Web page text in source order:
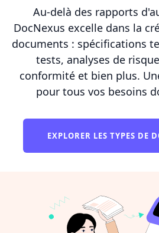
Au-delà des rapports
DocNexus excelle dans la
documents : spécifications
tests, analyses de
conformité et bien plus.
pour tous vos besoins
EXPLORER LES TYPES DE